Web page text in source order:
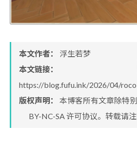
本文作者： 浮生若梦
本文链接：
https://blog.fufu.ink/2026/04/
版权声明： 本博客所有文章除特
BY-NC-SA许可协议。转载请注